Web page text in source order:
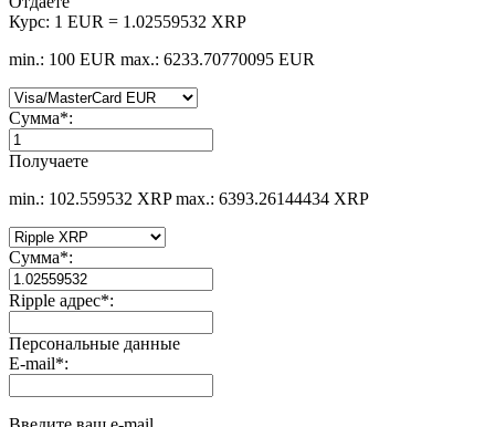
Курс: 1 EUR = 1.02559532 XRP
min.: 100 EUR max.: 6233.70770095 EUR
Сумма*:
Получаете
min.: 102.559532 XRP max.: 6393.26144434 XRP
Сумма*:
Ripple адрес*:
Персональные данные
E-mail*: